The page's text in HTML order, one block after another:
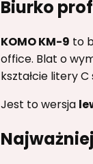
Biurko
KOMO KM-9 to
office. Blat o
kształcie litery
Jest to wersja